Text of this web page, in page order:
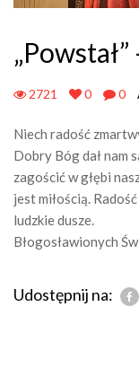
2721 0 0
Niech radość
Dobry Bóg dał nam
zagościć w głębi
jest miłością.
ludzkie dusze.
Błogosławionych
Udostępnij na: